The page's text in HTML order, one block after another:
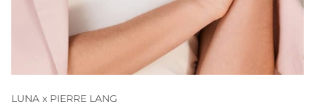
LUNA x PIERRE LANG